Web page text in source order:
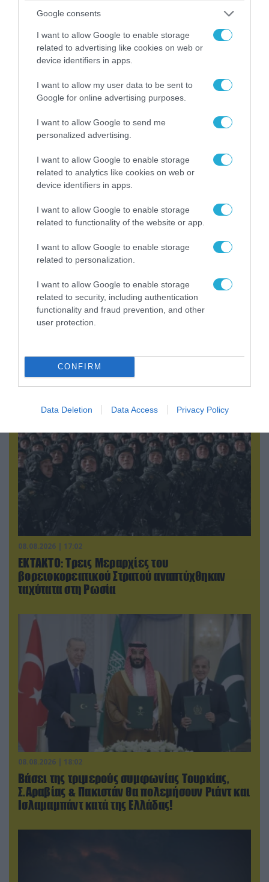
Google consents
I want to allow Google to enable storage
related to advertising like cookies on web or
device identifiers in apps.
I want to allow my user data to be sent to
Google for online advertising purposes.
I want to allow Google to send me
personalized advertising.
I want to allow Google to enable storage
related to analytics like cookies on web or
device identifiers in apps.
I want to allow Google to enable storage
related to functionality of the website or app.
I want to allow Google to enable storage
related to personalization.
I want to allow Google to enable storage
related to security, including authentication
functionality and fraud prevention, and other
user protection.
CONFIRM
Data Deletion Data Access Privacy Policy
Καταγγελίες για «σπίλωση» από
πρώην στέλεχος του κόμματος
Πολωνία: Κλιμακώνεται η
εχθρότητα κατά Ουκρανών – Η
τεράστια αύξηση σε επιθέσεις
POPULAR 24H
08.08.2026 | 14:02
αμερικανικό πυραυλικό πυροβολικό της: MLRS
και ΑΤΑCMS
08.08.2026 | 17:02
ΕΚΤΑΚΤΟ: Τρεις Μεραρχίες του
βορειοκορεατικού Στρατού αναπτύχθηκαν
ταχύτατα στη Ρωσία
08.08.2026 | 18:02
Βάσει της τριμερούς συμφωνίας Τουρκίας,
Σ.Αραβίας & Πακιστάν θα πολεμήσουν Ριάντ και
Ισλαμαμπάντ κατά της Ελλάδας!